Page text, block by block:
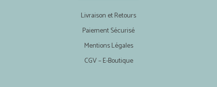
Livraison et Retours
Paiement Sécurisé
Mentions Légales
CGV – E-Boutique